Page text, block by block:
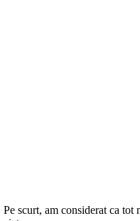
scurt, am considerat ca